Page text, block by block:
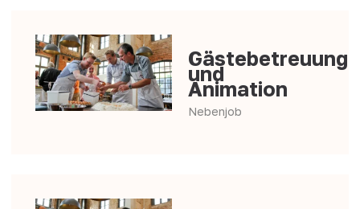
Gästebetreuung
und
Animation
Nebenjob